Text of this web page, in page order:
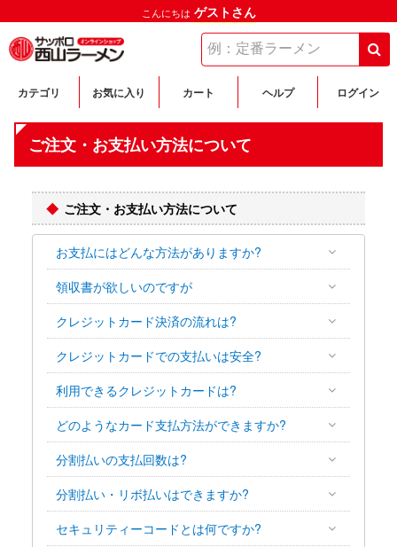
こんにちは ゲストさん
カテゴリ お気に入り カート ヘルプ ログイン
ご注文・お支払い方法について
ご注文・お支払い方法について
お支払にはどんな方法がありますか?
領収書が欲しいのですが
クレジットカード決済の流れは?
クレジットカードでの支払いは安全?
利用できるクレジットカードは?
どのようなカード支払方法ができますか?
分割払いの支払回数は?
分割払い・リボ払いはできますか?
セキュリティーコードとは何ですか?